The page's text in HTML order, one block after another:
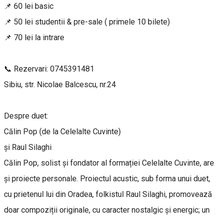
📌 60 lei basic
📌 50 lei studentii & pre-sale ( primele 10 bilete)
📌 70 lei la intrare
📞 Rezervari: 0745391481
Sibiu, str. Nicolae Balcescu, nr.24
Despre duet:
Călin Pop (de la Celelalte Cuvinte)
și Raul Silaghi
Călin Pop, solist și fondator al formației Celelalte Cuvinte, are
și proiecte personale. Proiectul acustic, sub forma unui duet,
cu prietenul lui din Oradea, folkistul Raul Silaghi, promovează
doar compoziții originale, cu caracter nostalgic și energic; un